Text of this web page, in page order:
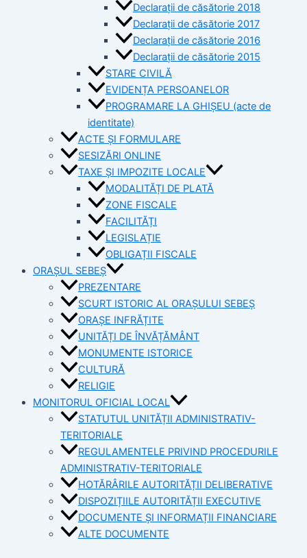
Declarații de căsătorie 2018
Declarații de căsătorie 2017
Declarații de căsătorie 2016
Declarații de căsătorie 2015
STARE CIVILĂ
EVIDENȚA PERSOANELOR
PROGRAMARE LA GHIȘEU (acte de
identitate)
ACTE ȘI FORMULARE
SESIZĂRI ONLINE
TAXE ȘI IMPOZITE LOCALE
MODALITĂȚI DE PLATĂ
ZONE FISCALE
FACILITĂȚI
LEGISLAȚIE
OBLIGAȚII FISCALE
ORAȘUL SEBEȘ
PREZENTARE
SCURT ISTORIC AL ORAȘULUI SEBEȘ
ORAȘE INFRĂȚITE
UNITĂȚI DE ÎNVĂȚĂMÂNT
MONUMENTE ISTORICE
CULTURĂ
RELIGIE
MONITORUL OFICIAL LOCAL
STATUTUL UNITĂȚII ADMINISTRATIV-
TERITORIALE
REGULAMENTELE PRIVIND PROCEDURILE
ADMINISTRATIV-TERITORIALE
HOTĂRÂRILE AUTORITĂȚII DELIBERATIVE
DISPOZIȚIILE AUTORITĂȚII EXECUTIVE
DOCUMENTE ȘI INFORMAȚII FINANCIARE
ALTE DOCUMENTE